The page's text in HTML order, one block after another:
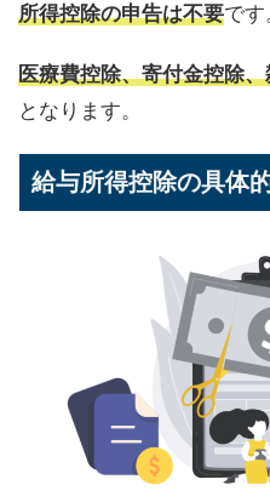
所得控除の申告は不要です
医療費控除、寄付金控除
となります。
給与所得控除の具体